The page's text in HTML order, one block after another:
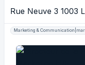
Rue Neuve 3 1003
Marketing &